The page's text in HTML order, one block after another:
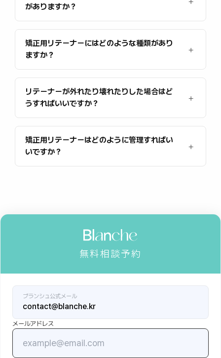
がありますか？
矯正用リテーナーにはどのような種類があり
ますか？
リテーナーが外れたり壊れたりした場合はど
うすればいいですか？
矯正用リテーナーはどのように管理すればい
いですか？
無料相談予約
ブランシュ公式メール
contact@blanche.kr
メールアドレス